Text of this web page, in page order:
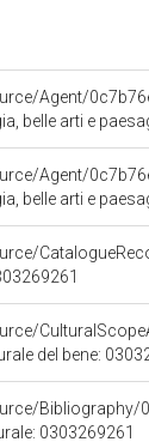
Agent/
belle arti e
Agent/
belle arti e
del bene:
Bibliography/
0303269261